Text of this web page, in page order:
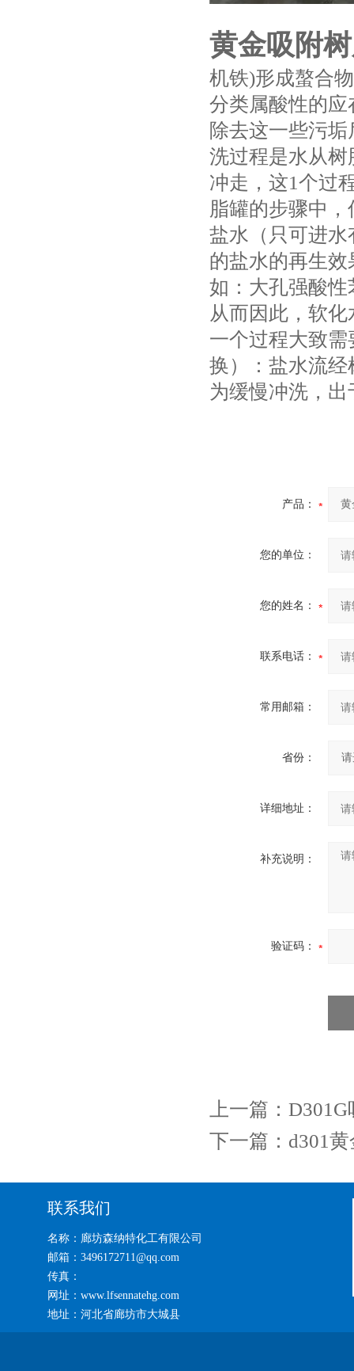
黄金吸附
机铁)形成螯合
分类属酸性的应
除去这一些污
洗过程是水从
冲走，这1个过
脂罐的步骤中
盐水（只可进
的盐水的再生
如：大孔强酸
从而因此，软
一个过程大致
换）：盐水流
为缓慢冲洗，
产品：
您的单位：
您的姓名：
联系电话：
常用邮箱：
省份：
详细地址：
补充说明：
验证码：
上一篇：
下一篇： d301
联系我们
名称：廊坊森纳特化工有限公司
邮箱：3496172711@qq.com
传真：
网址：www.lfsennatehg.com
地址：河北省廊坊市大城县